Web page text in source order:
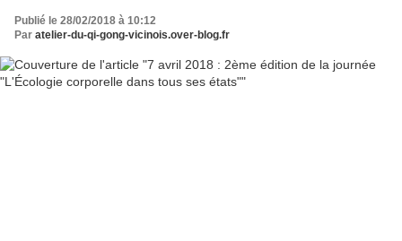
Publié le 28/02/2018 à 10:12
Par atelier-du-qi-gong-vicinois.over-blog.fr